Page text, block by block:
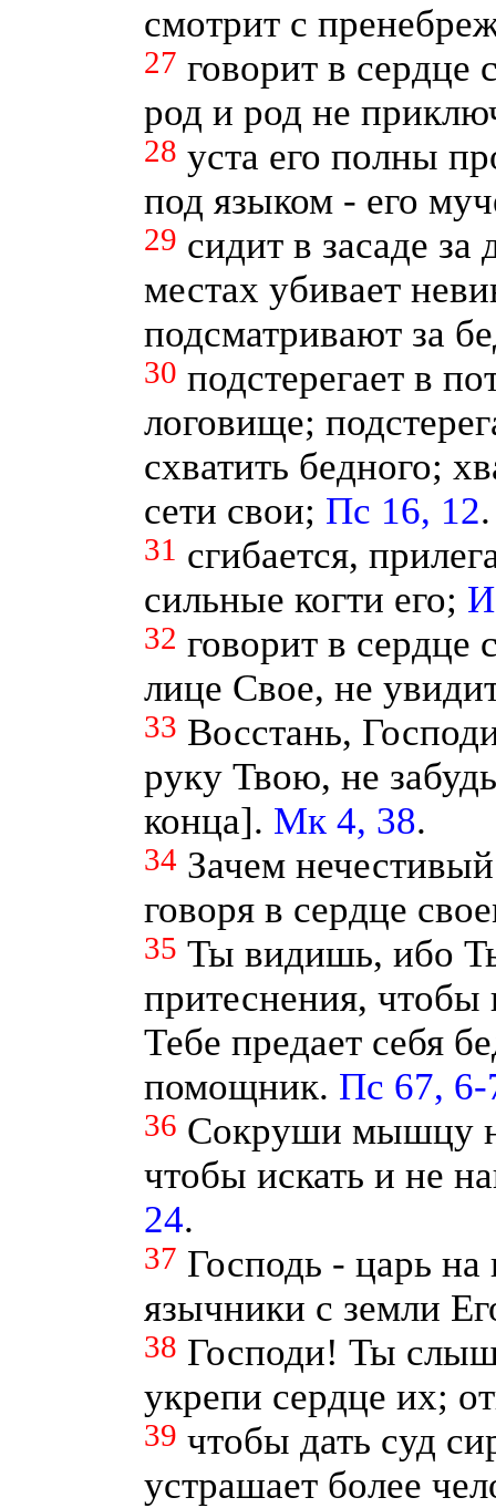
смотрит с
27 говорит в сердце
род и род не
28 уста его полны
под языком - его
29 сидит в засаде
местах убивает
подсматривают за
30 подстерегает в
логовище;
схватить бедного;
сети свои; Пс 16, 12.
31 сгибается,
сильные когти его;
32 говорит в сердце
лице Свое, не
33 Восстань,
руку Твою, не
конца]. Мк 4, 38.
34 Зачем
говоря в сердце
35 Ты видишь, ибо
притеснения, чтобы
Тебе предает себя
помощник. Пс 67, 6-
36 Сокруши мышцу
чтобы искать и не
24.
37 Господь - царь на
язычники с земли
38 Господи! Ты
укрепи сердце их;
39 чтобы дать суд
устрашает более